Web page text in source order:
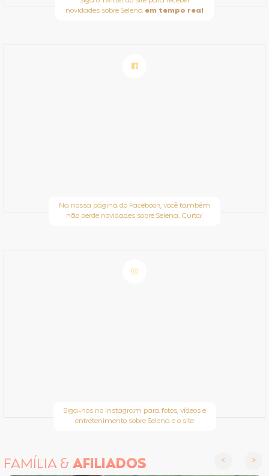
novidades sobre Selena em tempo real
Na nossa página do Facebook, você também
não perde novidades sobre Selena. Curta!
Siga-nos no Instagram para fotos, vídeos e
entretenimento sobre Selena e o site
FAMÍLIA &AFILIADOS